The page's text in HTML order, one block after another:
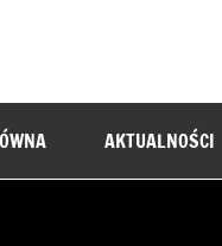
AKTUALNOŚCI